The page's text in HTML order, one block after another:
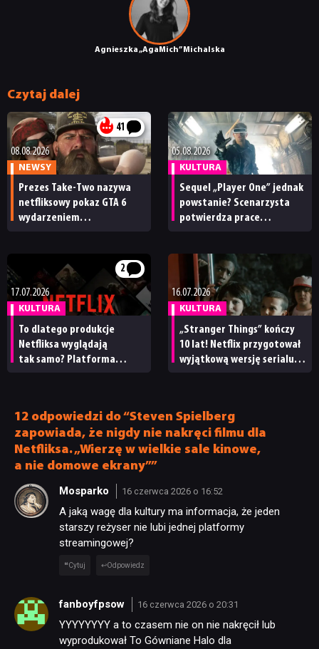
Agnieszka „AgaMich” Michalska
Czytaj dalej
41
08.08.2026
NEWSY
Prezes Take-Two nazywa
netfliksowy pokaz GTA 6
wydarzeniem
ma subskrybentów
05.08.2026
KULTURA
Sequel „Player One” jednak
powstanie? Scenarzysta
potwierdza prace
2
17.07.2026
KULTURA
To dlatego produkcje
Netfliksa wyglądają
tak samo? Platforma
16.07.2026
KULTURA
„Stranger Things” kończy
10 lat! Netflix przygotował
wyjątkową wersję serialu
12 odpowiedzi do “Steven Spielberg
zapowiada, że nigdy nie nakręci filmu dla
Netfliksa. „Wierzę w wielkie sale kinowe,
a nie domowe ekrany””
Mosparko 16 czerwca 2026 o 16:52
A jaką wagę dla kultury ma informacja, że jeden
starszy reżyser nie lubi jednej platformy
streamingowej?
Cytuj Odpowiedz
fanboyfpsow 16 czerwca 2026 o 20:31
YYYYYYYY a to czasem nie on nie nakręcił lub
wyprodukował To Gówniane Halo dla